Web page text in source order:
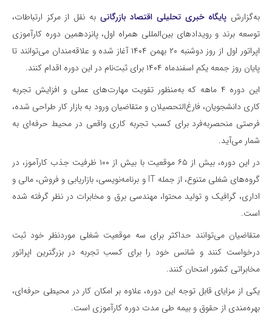
به‌گزارش پایگاه خبری تحلیلی اقتصاد بازرگانی به نقل از مرکز ارتباطات،
توسعه برند و رویدادهای بین‌المللی همراه اول، پانزدهمین دوره کارآموزی
اپراتور اول از روز دوشنبه ۲۰ بهمن ۱۴۰۴ آغاز شده و علاقه‌مندان می‌توانند تا
پایان روز جمعه یکم اسفندماه ۱۴۰۴ برای ثبت‌نام در این دوره اقدام کنند.
این دوره ۴ ماهه که به‌منظور تقویت مهارت‌های عملی و افزایش تجربه
کاری دانشجویان، فارغ‌التحصیلان و متقاضیان ورود به بازار کار طراحی شده،
فرصتی منحصربه‌فرد برای کسب تجربه کاری واقعی در محیط حرفه‌ای به
شمار می‌آید.
در این دوره، بیش از ۶۵ موقعیت با بیش از ۱۰۰ ظرفیت جذب کارآموز، در
گروه‌های شغلی متنوع، از جمله IT و برنامه‌نویسی، بازاریابی و فروش، مالی و
اداری، گرافیک و تولید محتوا، مهندسی برق و مخابرات در نظر گرفته شده
است.
متقاضیان می‌توانند حداکثر برای سه موقعیت شغلی موردنظر خود ثبت
درخواست کنند و شانس خود را برای کسب تجربه در بزرگترین اپراتور
مخابراتی کشور امتحان کنند.
یکی از مزایای قابل توجه این دوره، علاوه بر امکان کار در محیطی حرفه‌ای،
بهره‌مندی از حقوق و بیمه‌ طی مدت دوره کارآموزی است.